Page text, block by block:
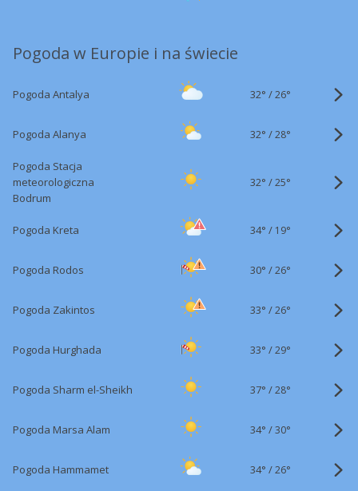
Pogoda w Europie i na świecie
Pogoda Antalya 32° /26°
Pogoda Alanya 32° /28°
Pogoda Stacja
meteorologiczna
Bodrum
32° /25°
Pogoda Kreta 34° / 19°
Pogoda Rodos 30° /26°
Pogoda Zakintos 33° /26°
Pogoda Hurghada 33° /29°
Pogoda Sharm el-Sheikh 37° /28°
Pogoda Marsa Alam 34° /30°
Pogoda Hammamet 34° /26°